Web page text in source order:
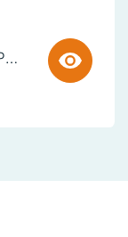
Cuddly Reader - Puppy Pete